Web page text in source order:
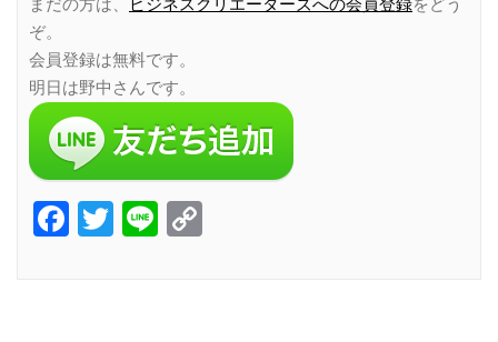
まだの方は、
ビジネスクリエーターズへの会員登録をどう
ぞ。
会員登録は無料です。
明日は野中さんです。
Facebook
Twitter
Line